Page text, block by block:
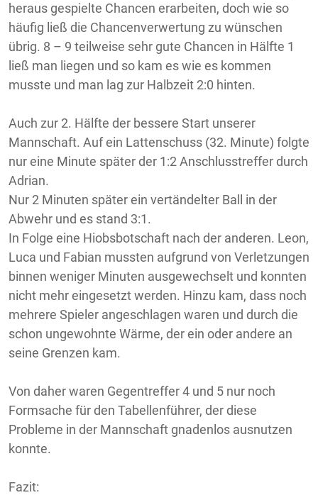
heraus gespielte Chancen erarbeiten, doch wie so
häufig ließ die Chancenverwertung zu wünschen
übrig. 8 – 9 teilweise sehr gute Chancen in Hälfte 1
ließ man liegen und so kam es wie es kommen
musste und man lag zur Halbzeit 2:0 hinten.
Auch zur 2. Hälfte der bessere Start unserer
Mannschaft. Auf ein Lattenschuss (32. Minute) folgte
nur eine Minute später der 1:2 Anschlusstreffer durch
Adrian.
Nur 2 Minuten später ein vertändelter Ball in der
Abwehr und es stand 3:1.
In Folge eine Hiobsbotschaft nach der anderen. Leon,
Luca und Fabian mussten aufgrund von Verletzungen
binnen weniger Minuten ausgewechselt und konnten
nicht mehr eingesetzt werden. Hinzu kam, dass noch
mehrere Spieler angeschlagen waren und durch die
schon ungewohnte Wärme, der ein oder andere an
seine Grenzen kam.
Von daher waren Gegentreffer 4 und 5 nur noch
Formsache für den Tabellenführer, der diese
Probleme in der Mannschaft gnadenlos ausnutzen
konnte.
Fazit: